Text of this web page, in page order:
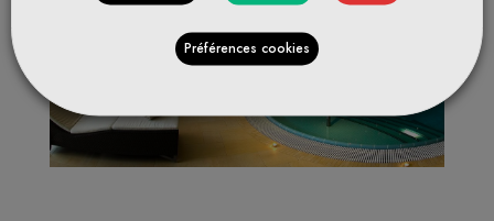
Préférences cookies